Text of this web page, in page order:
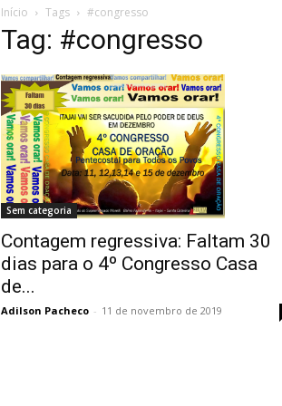
Início Tags #congresso
Tag: #congresso
Sem categoria
Contagem regressiva: Faltam 30
dias para o 4º Congresso Casa
de...
Adilson Pacheco - 11 de novembro de 2019